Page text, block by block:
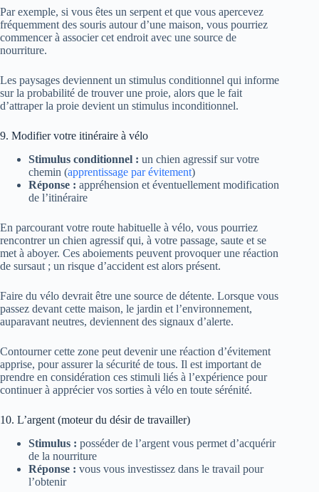
Par exemple, si vous êtes un serpent et que vous apercevez
fréquemment des souris autour d’une maison, vous pourriez
commencer à associer cet endroit avec une source de
nourriture.
Les paysages deviennent un stimulus conditionnel qui informe
sur la probabilité de trouver une proie, alors que le fait
d’attraper la proie devient un stimulus inconditionnel.
9. Modifier votre itinéraire à vélo
Stimulus conditionnel : un chien agressif sur votre
chemin (apprentissage par évitement)
Réponse : appréhension et éventuellement modification
de l’itinéraire
En parcourant votre route habituelle à vélo, vous pourriez
rencontrer un chien agressif qui, à votre passage, saute et se
met à aboyer. Ces aboiements peuvent provoquer une réaction
de sursaut ; un risque d’accident est alors présent.
Faire du vélo devrait être une source de détente. Lorsque vous
passez devant cette maison, le jardin et l’environnement,
auparavant neutres, deviennent des signaux d’alerte.
Contourner cette zone peut devenir une réaction d’évitement
apprise, pour assurer la sécurité de tous. Il est important de
prendre en considération ces stimuli liés à l’expérience pour
continuer à apprécier vos sorties à vélo en toute sérénité.
10. L’argent (moteur du désir de travailler)
Stimulus : posséder de l’argent vous permet d’acquérir
de la nourriture
Réponse : vous vous investissez dans le travail pour
l’obtenir